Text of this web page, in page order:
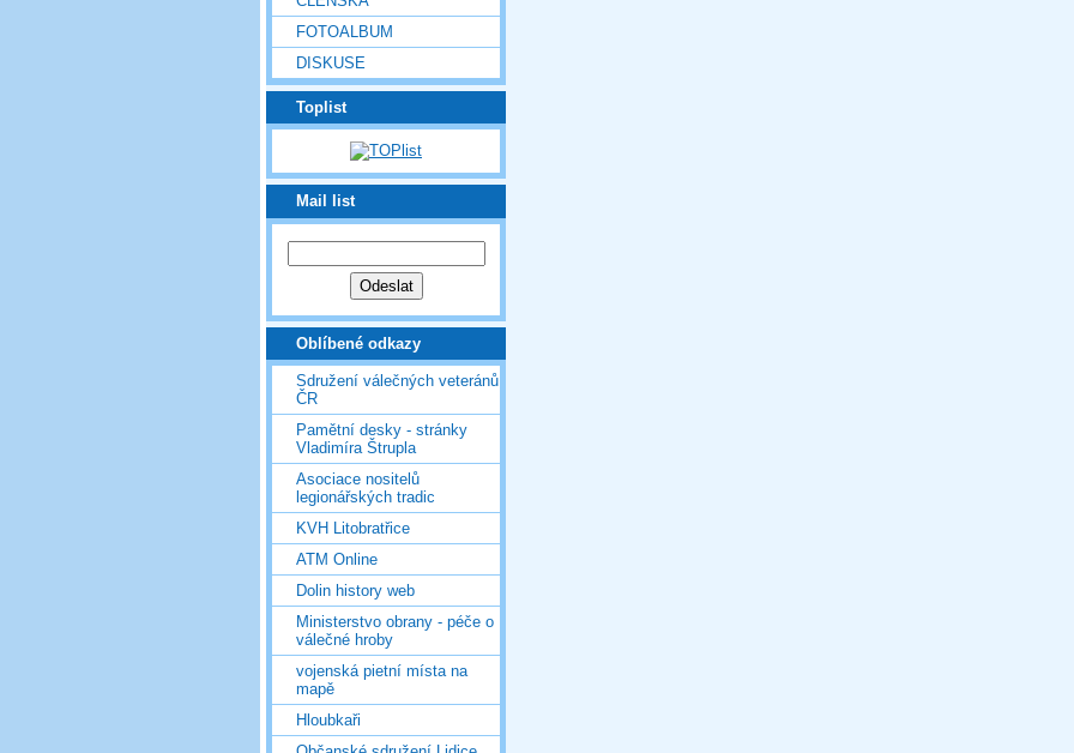
FOTOALBUM
DISKUSE
Toplist
Mail list
Oblíbené odkazy
Sdružení válečných veteránů
ČR
Pamětní desky - stránky
Vladimíra Štrupla
Asociace nositelů
legionářských tradic
KVH Litobratřice
ATM Online
Dolin history web
Ministerstvo obrany - péče o
válečné hroby
vojenská pietní místa na
mapě
Hloubkaři